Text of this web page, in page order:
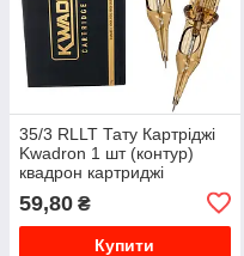
35/3 RLLT Тату Картріджі
Kwadron 1 шт (контур)
квадрон картриджі
59,80 ₴
Купити